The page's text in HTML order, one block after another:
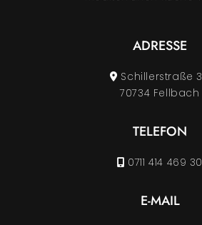
ADRESSE
Schillerstraße
70734 Fellbach
TELEFON
0711 414 469 30
E-MAIL